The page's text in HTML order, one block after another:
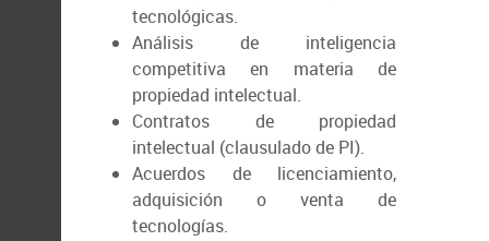
tecnológicas.
Análisis de inteligencia
competitiva en materia de
propiedad intelectual.
Contratos de propiedad
intelectual (clausulado de PI).
Acuerdos de licenciamiento,
adquisición o venta de
tecnologías.